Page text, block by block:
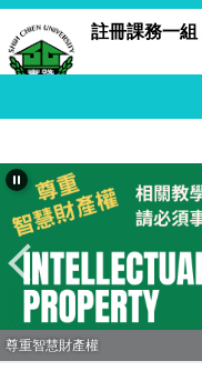
跳
到
主
容
區
註冊課務一組
尊重智慧財產權